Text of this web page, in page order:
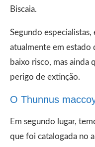
Biscaia.
Segundo
atualmente em estado
baixo risco, mas ainda
perigo de extinção.
O Thunnus
Em segundo lugar,
que foi catalogada no